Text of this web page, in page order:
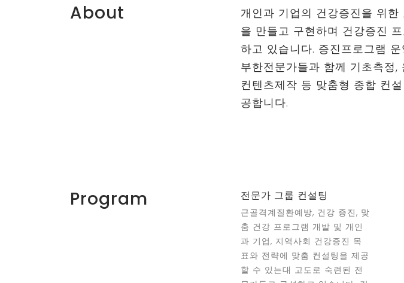
About
개인과 기업의 건강증진을 위한
을 만들고 구현하며 건강증진
하고 있습니다. 증진프로그램
부한전문가들과 함께 기초측정,
컨텐츠제작 등 맞춤형 종합 컨
공합니다.
Program 전문가 그룹 컨설팅
근골격계질환예방, 건강 증진, 맞
춤 건강 프로그램 개발 및 개인
과 기업, 지역사회 건강증진 목
표와 전략에 맞춤 컨설팅을 제공
할 수 있는대 고도로 숙련된 전